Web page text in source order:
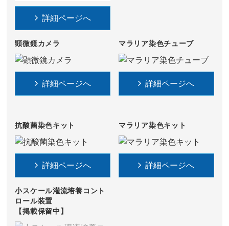
詳細ページへ
顕微鏡カメラ
詳細ページへ
マラリア染色チューブ
詳細ページへ
抗酸菌染色キット
詳細ページへ
マラリア染色キット
詳細ページへ
小スケール灌流培養コント
ロール装置
【掲載保留中】